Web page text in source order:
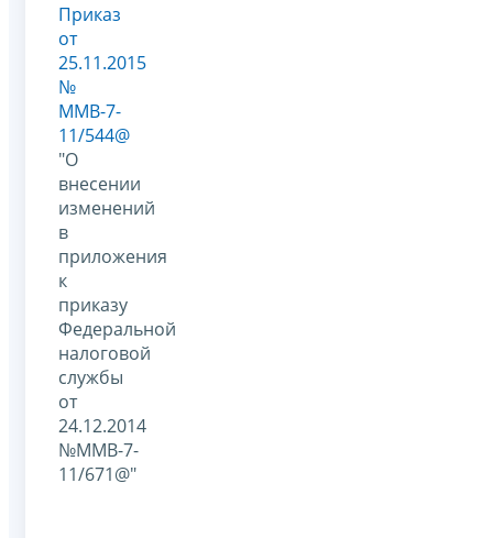
Приказ
от
25.11.2015
№
ММВ-7-
11/544@
"О
внесении
изменений
в
приложения
к
приказу
Федеральной
налоговой
службы
от
24.12.2014
№ММВ-7-
11/671@"